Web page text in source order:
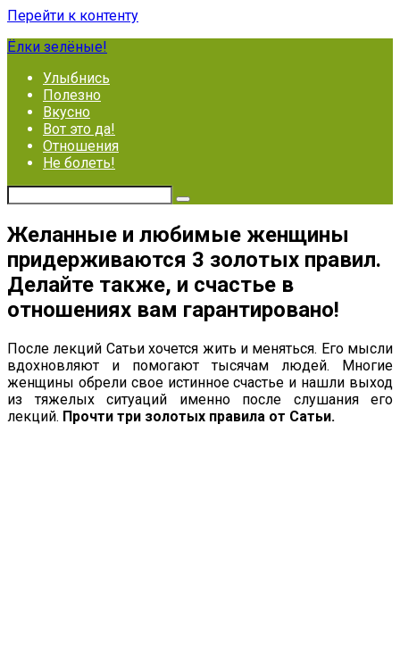
Перейти к контенту
Ёлки зелёные!
Улыбнись
Полезно
Вкусно
Вот это да!
Отношения
Не болеть!
Желанные и любимые женщины
придерживаются 3 золотых правил.
Делайте также, и счастье в
отношениях вам гарантировано!
После лекций Сатьи хочется жить и меняться. Его мысли
вдохновляют и помогают тысячам людей. Многие
женщины обрели свое истинное счастье и нашли выход
из тяжелых ситуаций именно после слушания его
лекций. Прочти три золотых правила от Сатьи.